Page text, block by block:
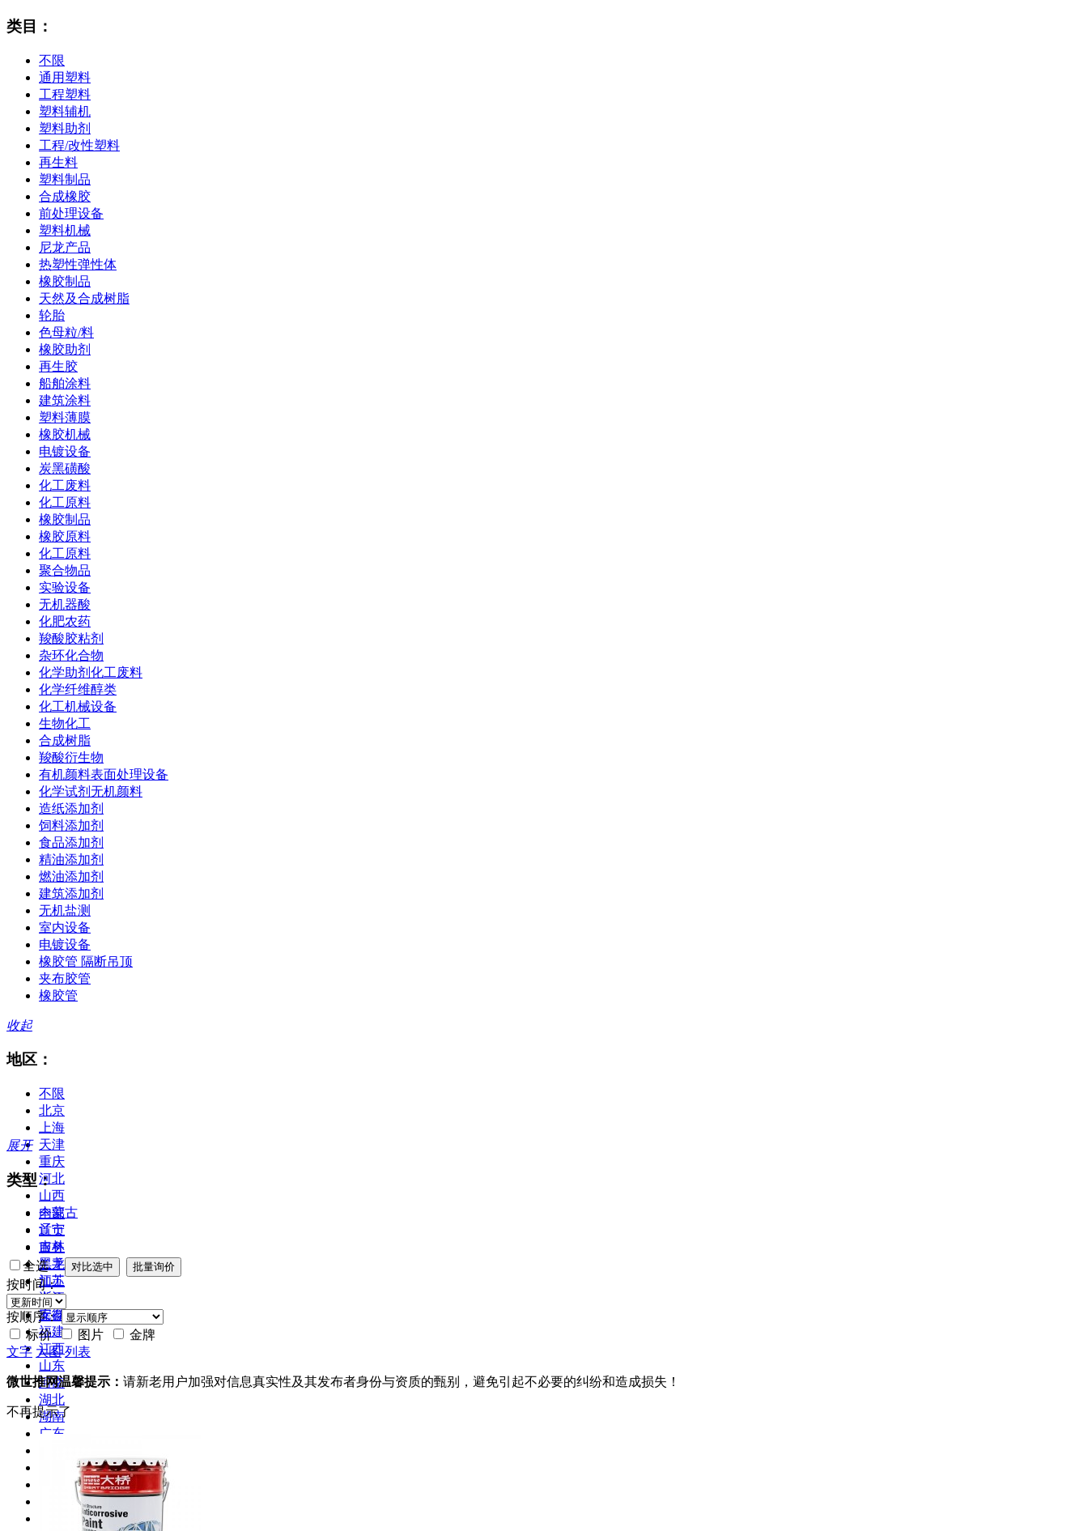
类目：
不限
通用塑料
工程塑料
塑料辅机
塑料助剂
工程/改性塑料
再生料
塑料制品
合成橡胶
前处理设备
塑料机械
尼龙产品
热塑性弹性体
橡胶制品
天然及合成树脂
轮胎
色母粒/料
橡胶助剂
再生胶
船舶涂料
建筑涂料
塑料薄膜
橡胶机械
电镀设备
炭黑磺酸
化工废料
化工原料
橡胶制品
橡胶原料
化工原料
聚合物品
实验设备
无机器酸
化肥农药
羧酸胶粘剂
杂环化合物
化学助剂化工废料
化学纤维醇类
化工机械设备
生物化工
合成树脂
羧酸衍生物
有机颜料表面处理设备
化学试剂无机颜料
造纸添加剂
饲料添加剂
食品添加剂
精油添加剂
燃油添加剂
建筑添加剂
无机盐测
室内设备
电镀设备
橡胶管 隔断吊顶
夹布胶管
橡胶管
收起
地区：
不限
北京
上海
天津
重庆
河北
山西
内蒙古
辽宁
吉林
黑龙江
江苏
浙江
安徽
福建
江西
山东
河南
湖北
湖南
广东
展开
类型：
全部
首页
服务
二手
加工
合作
库存
全选
按时间：
按顺序：
标价
图片
金牌
文字 大图 列表
微世推网温馨提示： 请新老用户加强对信息真实性及其发布者身份与资质的甄别，避免引起不必要的纠纷和造成损失！
不再提示了